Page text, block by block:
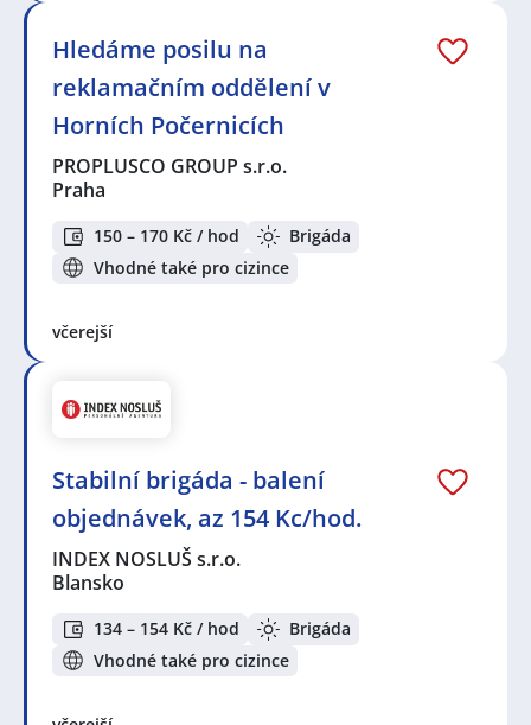
Hledáme posilu na
reklamačním oddělení v
Horních Počernicích
PROPLUSCO GROUP s.r.o.
Praha
150 – 170 Kč / hod
Brigáda
Vhodné také pro cizince
včerejší
Stabilní brigáda - balení
objednávek, az 154 Kc/hod.
INDEX NOSLUŠ s.r.o.
Blansko
134 – 154 Kč / hod
Brigáda
Vhodné také pro cizince